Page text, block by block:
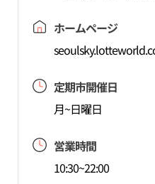
ホームページ
定期市開催日
月~日曜日
営業時間
10:30~22:00